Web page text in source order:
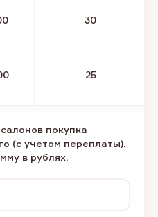
30
25
покупка
(с учетом переплаты).
в рублях.